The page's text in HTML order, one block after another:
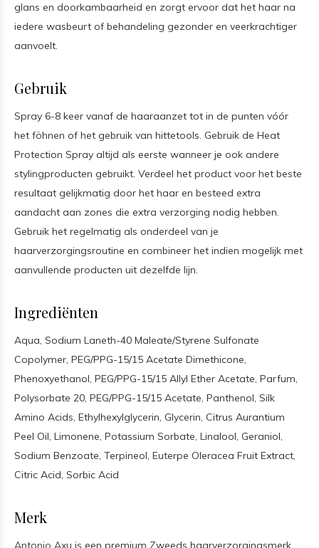
glans en doorkambaarheid en zorgt ervoor dat het haar na
iedere wasbeurt of behandeling gezonder en veerkrachtiger
aanvoelt.
Gebruik
Spray 6-8 keer vanaf de haaraanzet tot in de punten vóór
het föhnen of het gebruik van hittetools. Gebruik de Heat
Protection Spray altijd als eerste wanneer je ook andere
stylingproducten gebruikt. Verdeel het product voor het beste
resultaat gelijkmatig door het haar en besteed extra
aandacht aan zones die extra verzorging nodig hebben.
Gebruik het regelmatig als onderdeel van je
haarverzorgingsroutine en combineer het indien mogelijk met
aanvullende producten uit dezelfde lijn.
Ingrediënten
Aqua, Sodium Laneth-40 Maleate/Styrene Sulfonate
Copolymer, PEG/PPG-15/15 Acetate Dimethicone,
Phenoxyethanol, PEG/PPG-15/15 Allyl Ether Acetate, Parfum,
Polysorbate 20, PEG/PPG-15/15 Acetate, Panthenol, Silk
Amino Acids, Ethylhexylglycerin, Glycerin, Citrus Aurantium
Peel Oil, Limonene, Potassium Sorbate, Linalool, Geraniol,
Sodium Benzoate, Terpineol, Euterpe Oleracea Fruit Extract,
Citric Acid, Sorbic Acid
Merk
Antonio Axu is een premium Zweeds haarverzorgingsmerk